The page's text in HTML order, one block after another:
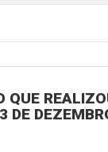
QUE
DE